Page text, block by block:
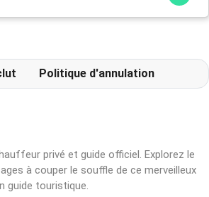
répute mettant a l' honneur des
locaux et artisanaux ainsi qu' une
Politique d'annulation
privé et guide officiel. Explorez le
à couper le souffle de ce merveilleux
guide touristique.